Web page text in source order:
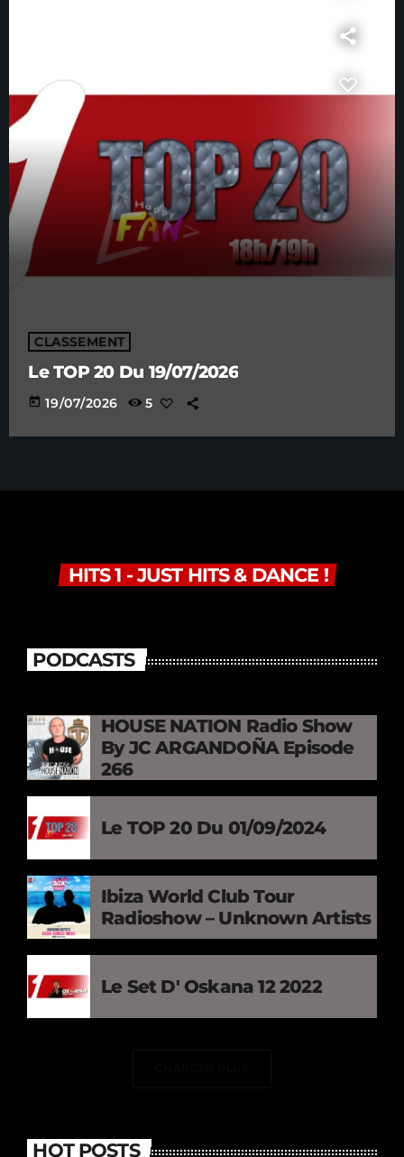
CLASSEMENT
Le TOP 20 Du 19/07/2026
today 19/07/2026 5
HITS 1 - JUST HITS & DANCE !
PODCASTS
HOUSE NATION Radio Show
By JC ARGANDOÑA Episode
266
Le TOP 20 Du 01/09/2024
Ibiza World Club Tour
Radioshow – Unknown Artists
Le Set D' Oskana 12 2022
HOT POSTS